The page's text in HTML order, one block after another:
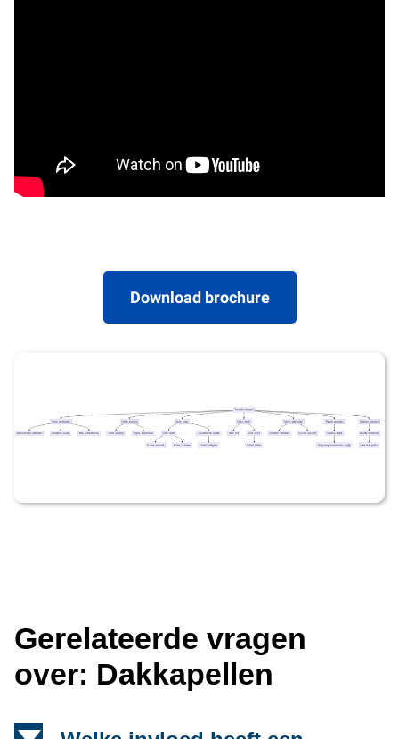
Download brochure
Gerelateerde vragen
over: Dakkapellen